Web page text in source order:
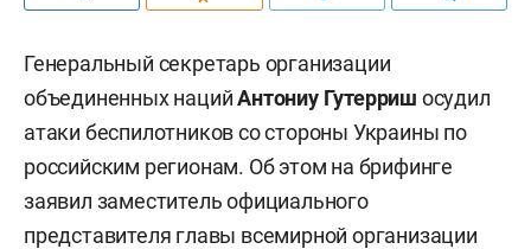
Генеральный секретарь организации
объединенных нацийАнтониу Гутерриш осудил
атаки беспилотников со стороны Украины по
российским регионам. Об этом на брифинге
заявил заместитель официального
представителя главы всемирной организации